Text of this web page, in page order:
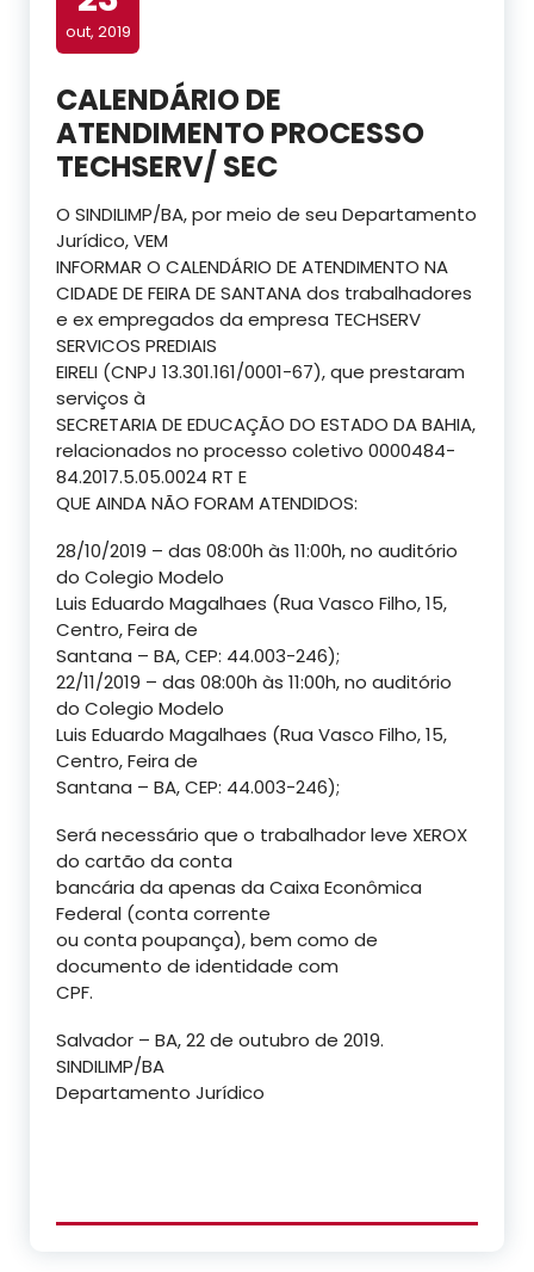
out, 2019
CALENDÁRIO DE
ATENDIMENTO PROCESSO
TECHSERV/ SEC
O SINDILIMP/BA, por meio de seu Departamento
Jurídico, VEM
INFORMAR O CALENDÁRIO DE ATENDIMENTO NA
CIDADE DE FEIRA DE SANTANA dos trabalhadores
e ex empregados da empresa TECHSERV
SERVICOS PREDIAIS
EIRELI (CNPJ 13.301.161/0001-67), que prestaram
serviços à
SECRETARIA DE EDUCAÇÃO DO ESTADO DA BAHIA,
relacionados no processo coletivo 0000484-
84.2017.5.05.0024 RT E
QUE AINDA NÃO FORAM ATENDIDOS:
28/10/2019 – das 08:00h às 11:00h, no auditório
do Colegio Modelo
Luis Eduardo Magalhaes (Rua Vasco Filho, 15,
Centro, Feira de
Santana – BA, CEP: 44.003-246);
22/11/2019 – das 08:00h às 11:00h, no auditório
do Colegio Modelo
Luis Eduardo Magalhaes (Rua Vasco Filho, 15,
Centro, Feira de
Santana – BA, CEP: 44.003-246);
Será necessário que o trabalhador leve XEROX
do cartão da conta
bancária da apenas da Caixa Econômica
Federal (conta corrente
ou conta poupança), bem como de
documento de identidade com
CPF.
Salvador – BA, 22 de outubro de 2019.
SINDILIMP/BA
Departamento Jurídico